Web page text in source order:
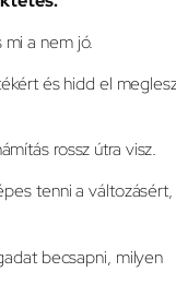
a nem jó.
és hidd el
rossz útra visz.
tenni a változásért,
becsapni, milyen